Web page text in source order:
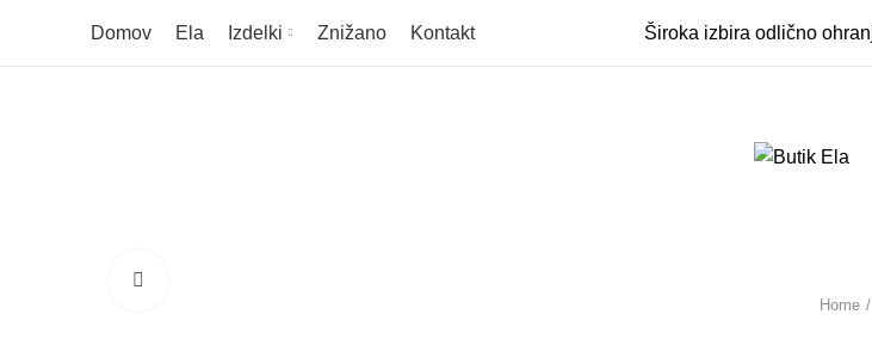
Domov Ela Izdelki Znižano Kontakt Široka izbira odlično
Home